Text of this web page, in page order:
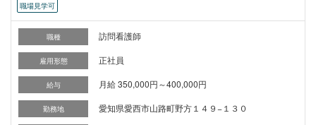
職場見学可
職種 訪問看護師
雇用形態 正社員
給与 月給 350,000円～400,000円
勤務地 愛知県愛西市山路町野方１４９−１３０